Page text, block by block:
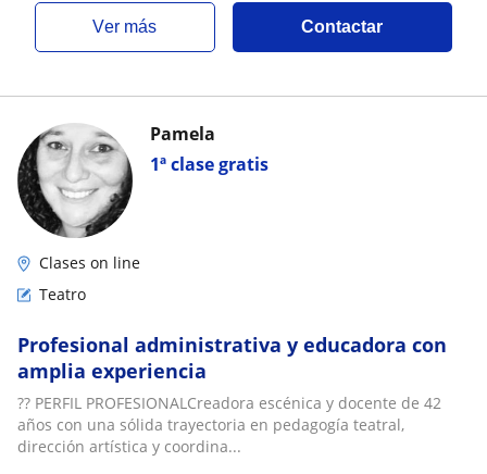
ver más Contactar
1ª clase gratis
Pamela
Clases on line
Teatro
Profesional administrativa y educadora con
amplia experiencia
?? PERFIL PROFESIONALCreadora escénica y docente de 42
años con una sólida trayectoria en pedagogía teatral,
dirección artística y coordina...